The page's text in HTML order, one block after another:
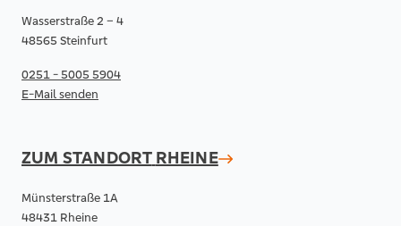
Wasserstraße 2 – 4
48565 Steinfurt
0251 - 5005 5904
E-Mail senden
ZUM STANDORT RHEINE
Münsterstraße 1A
48431 Rheine